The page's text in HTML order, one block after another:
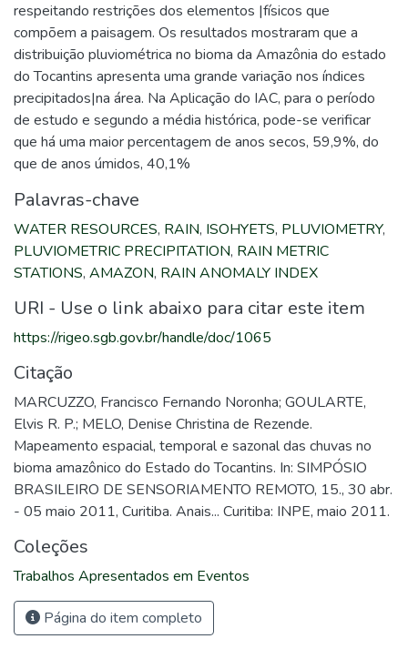
respeitando restrições dos elementos |físicos que
compõem a paisagem. Os resultados mostraram que a
distribuição pluviométrica no bioma da Amazônia do estado
do Tocantins apresenta uma grande variação nos índices
precipitados|na área. Na Aplicação do IAC, para o período
de estudo e segundo a média histórica, pode-se verificar
que há uma maior percentagem de anos secos, 59,9%, do
que de anos úmidos, 40,1%
Palavras-chave
WATER RESOURCES, RAIN, ISOHYETS, PLUVIOMETRY,
PLUVIOMETRIC PRECIPITATION, RAIN METRIC
STATIONS, AMAZON, RAIN ANOMALY INDEX
URI - Use o link abaixo para citar este item
https://rigeo.sgb.gov.br/handle/doc/1065
Citação
MARCUZZO, Francisco Fernando Noronha; GOULARTE,
Elvis R. P.; MELO, Denise Christina de Rezende.
Mapeamento espacial, temporal e sazonal das chuvas no
bioma amazônico do Estado do Tocantins. In: SIMPÓSIO
BRASILEIRO DE SENSORIAMENTO REMOTO, 15., 30 abr.
- 05 maio 2011, Curitiba. Anais... Curitiba: INPE, maio 2011.
Coleções
Trabalhos Apresentados em Eventos
Página do item completo